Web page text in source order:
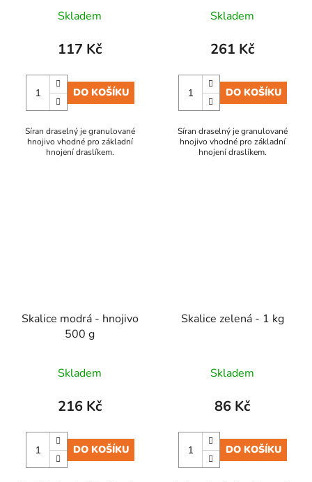
Skladem
117 Kč
DO KOŠÍKU
Síran draselný je granulované
hnojivo vhodné pro základní
hnojení draslíkem.
Skladem
261 Kč
DO KOŠÍKU
Síran draselný je granulované
hnojivo vhodné pro základní
hnojení draslíkem.
Skalice modrá - hnojivo
500 g
Skladem
216 Kč
DO KOŠÍKU
Skalice zelená - 1 kg
Skladem
86 Kč
DO KOŠÍKU